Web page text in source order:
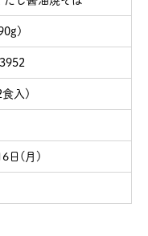
食入)
日(月)